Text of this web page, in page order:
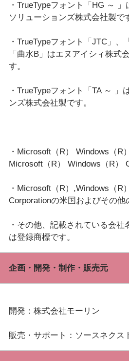
・TrueTypeフォント「HG ～
ソリューションズ株式会社製で
・TrueTypeフォント「JTC」
「曲水B」はエヌアイシィ株式
す。
・TrueTypeフォント「TA ～
ンズ株式会社製です。
・Microsoft（R） Windows（R
Microsoft（R） Windows（R）
・Microsoft（R）,Windows（R
Corporationの米国およびその
・その他、記載されている会
企画・開発・制作・販売元
開発：株式会社モーリン